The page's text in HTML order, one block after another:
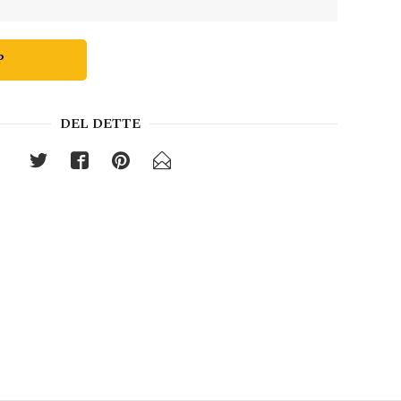
DEL DETTE